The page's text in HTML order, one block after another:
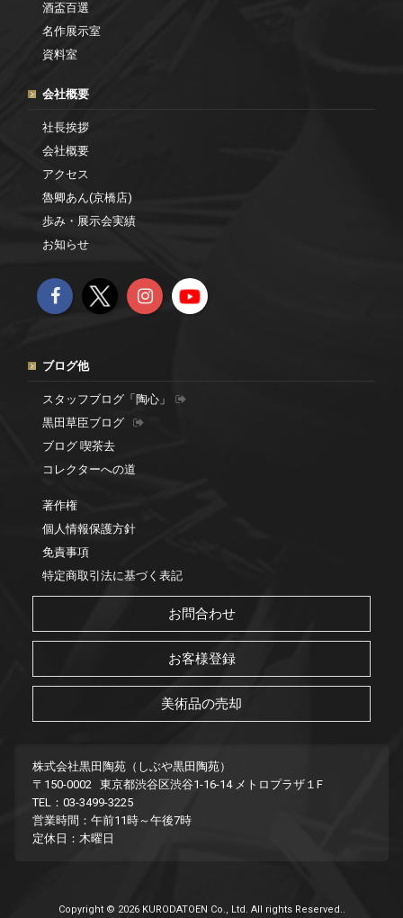
酒盃百選
名作展示室
資料室
会社概要
社長挨拶
会社概要
アクセス
魯卿あん(京橋店)
歩み・展示会実績
お知らせ
ブログ他
スタッフブログ「陶心」
黒田草臣ブログ
ブログ 喫茶去
コレクターへの道
著作権
個人情報保護方針
免責事項
特定商取引法に基づく表記
お問合わせ
お客様登録
美術品の売却
株式会社黒田陶苑（しぶや黒田陶苑）
〒150-0002 東京都渋谷区渋谷1-16-14 メトロプラザ１F
TEL：03-3499-3225
営業時間：午前11時～午後7時
定休日：木曜日
Copyright © 2026 KURODATOEN Co., Ltd. All rights Reserved..